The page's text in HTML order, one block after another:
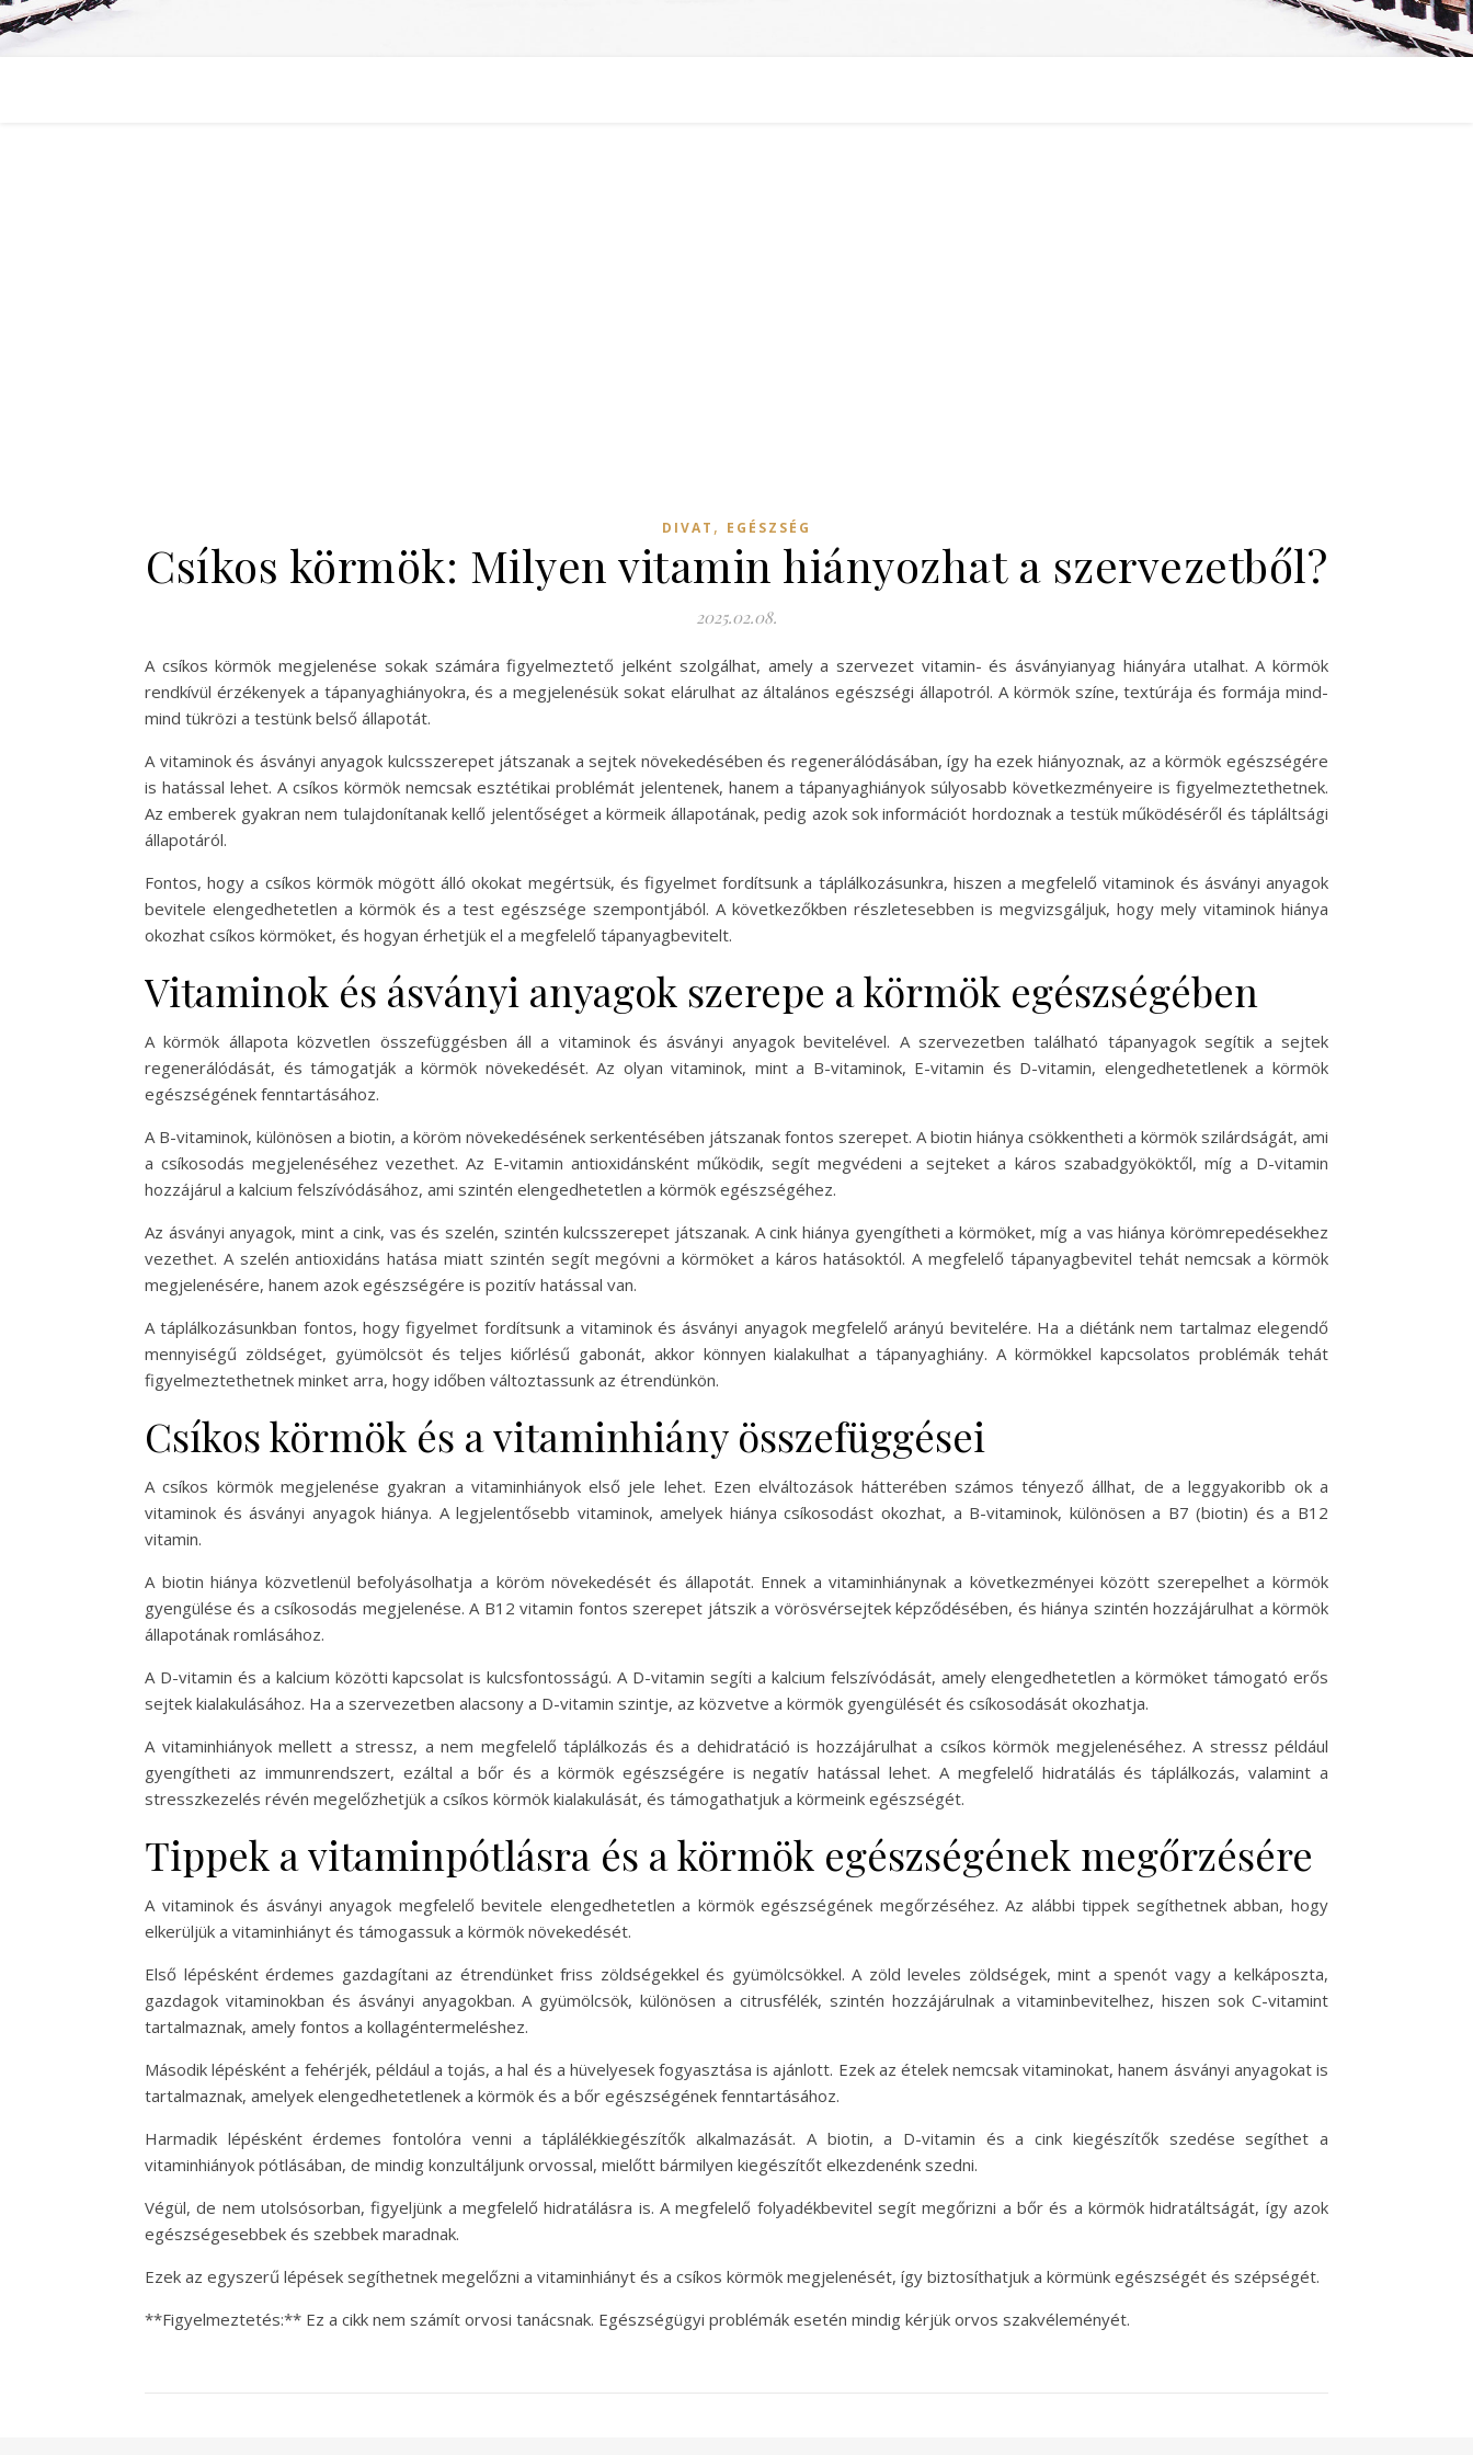
DIVAT , EGÉSZSÉG
Csíkos körmök: Milyen vitamin hiányozhat a szervezetből?
2025.02.08.
A csíkos körmök megjelenése sokak számára figyelmeztető jelként szolgálhat, amely a szervezet vitamin- és ásványianyag hiányára utalhat. A körmök
rendkívül érzékenyek a tápanyaghiányokra, és a megjelenésük sokat elárulhat az általános egészségi állapotról. A körmök színe, textúrája és formája mind-
mind tükrözi a testünk belső állapotát.
A vitaminok és ásványi anyagok kulcsszerepet játszanak a sejtek növekedésében és regenerálódásában, így ha ezek hiányoznak, az a körmök egészségére
is hatással lehet. A csíkos körmök nemcsak esztétikai problémát jelentenek, hanem a tápanyaghiányok súlyosabb következményeire is figyelmeztethetnek.
Az emberek gyakran nem tulajdonítanak kellő jelentőséget a körmeik állapotának, pedig azok sok információt hordoznak a testük működéséről és tápláltsági
állapotáról.
Fontos, hogy a csíkos körmök mögött álló okokat megértsük, és figyelmet fordítsunk a táplálkozásunkra, hiszen a megfelelő vitaminok és ásványi anyagok
bevitele elengedhetetlen a körmök és a test egészsége szempontjából. A következőkben részletesebben is megvizsgáljuk, hogy mely vitaminok hiánya
okozhat csíkos körmöket, és hogyan érhetjük el a megfelelő tápanyagbevitelt.
Vitaminok és ásványi anyagok szerepe a körmök egészségében
A körmök állapota közvetlen összefüggésben áll a vitaminok és ásványi anyagok bevitelével. A szervezetben található tápanyagok segítik a sejtek
regenerálódását, és támogatják a körmök növekedését. Az olyan vitaminok, mint a B-vitaminok, E-vitamin és D-vitamin, elengedhetetlenek a körmök
egészségének fenntartásához.
A B-vitaminok, különösen a biotin, a köröm növekedésének serkentésében játszanak fontos szerepet. A biotin hiánya csökkentheti a körmök szilárdságát, ami
a csíkosodás megjelenéséhez vezethet. Az E-vitamin antioxidánsként működik, segít megvédeni a sejteket a káros szabadgyököktől, míg a D-vitamin
hozzájárul a kalcium felszívódásához, ami szintén elengedhetetlen a körmök egészségéhez.
Az ásványi anyagok, mint a cink, vas és szelén, szintén kulcsszerepet játszanak. A cink hiánya gyengítheti a körmöket, míg a vas hiánya körömrepedésekhez
vezethet. A szelén antioxidáns hatása miatt szintén segít megóvni a körmöket a káros hatásoktól. A megfelelő tápanyagbevitel tehát nemcsak a körmök
megjelenésére, hanem azok egészségére is pozitív hatással van.
A táplálkozásunkban fontos, hogy figyelmet fordítsunk a vitaminok és ásványi anyagok megfelelő arányú bevitelére. Ha a diétánk nem tartalmaz elegendő
mennyiségű zöldséget, gyümölcsöt és teljes kiőrlésű gabonát, akkor könnyen kialakulhat a tápanyaghiány. A körmökkel kapcsolatos problémák tehát
figyelmeztethetnek minket arra, hogy időben változtassunk az étrendünkön.
Csíkos körmök és a vitaminhiány összefüggései
A csíkos körmök megjelenése gyakran a vitaminhiányok első jele lehet. Ezen elváltozások hátterében számos tényező állhat, de a leggyakoribb ok a
vitaminok és ásványi anyagok hiánya. A legjelentősebb vitaminok, amelyek hiánya csíkosodást okozhat, a B-vitaminok, különösen a B7 (biotin) és a B12
vitamin.
A biotin hiánya közvetlenül befolyásolhatja a köröm növekedését és állapotát. Ennek a vitaminhiánynak a következményei között szerepelhet a körmök
gyengülése és a csíkosodás megjelenése. A B12 vitamin fontos szerepet játszik a vörösvérsejtek képződésében, és hiánya szintén hozzájárulhat a körmök
állapotának romlásához.
A D-vitamin és a kalcium közötti kapcsolat is kulcsfontosságú. A D-vitamin segíti a kalcium felszívódását, amely elengedhetetlen a körmöket támogató erős
sejtek kialakulásához. Ha a szervezetben alacsony a D-vitamin szintje, az közvetve a körmök gyengülését és csíkosodását okozhatja.
A vitaminhiányok mellett a stressz, a nem megfelelő táplálkozás és a dehidratáció is hozzájárulhat a csíkos körmök megjelenéséhez. A stressz például
gyengítheti az immunrendszert, ezáltal a bőr és a körmök egészségére is negatív hatással lehet. A megfelelő hidratálás és táplálkozás, valamint a
stresszkezelés révén megelőzhetjük a csíkos körmök kialakulását, és támogathatjuk a körmeink egészségét.
Tippek a vitaminpótlásra és a körmök egészségének megőrzésére
A vitaminok és ásványi anyagok megfelelő bevitele elengedhetetlen a körmök egészségének megőrzéséhez. Az alábbi tippek segíthetnek abban, hogy
elkerüljük a vitaminhiányt és támogassuk a körmök növekedését.
Első lépésként érdemes gazdagítani az étrendünket friss zöldségekkel és gyümölcsökkel. A zöld leveles zöldségek, mint a spenót vagy a kelkáposzta,
gazdagok vitaminokban és ásványi anyagokban. A gyümölcsök, különösen a citrusfélék, szintén hozzájárulnak a vitaminbevitelhez, hiszen sok C-vitamint
tartalmaznak, amely fontos a kollagéntermeléshez.
Második lépésként a fehérjék, például a tojás, a hal és a hüvelyesek fogyasztása is ajánlott. Ezek az ételek nemcsak vitaminokat, hanem ásványi anyagokat is
tartalmaznak, amelyek elengedhetetlenek a körmök és a bőr egészségének fenntartásához.
Harmadik lépésként érdemes fontolóra venni a táplálékkiegészítők alkalmazását. A biotin, a D-vitamin és a cink kiegészítők szedése segíthet a
vitaminhiányok pótlásában, de mindig konzultáljunk orvossal, mielőtt bármilyen kiegészítőt elkezdenénk szedni.
Végül, de nem utolsósorban, figyeljünk a megfelelő hidratálásra is. A megfelelő folyadékbevitel segít megőrizni a bőr és a körmök hidratáltságát, így azok
egészségesebbek és szebbek maradnak.
Ezek az egyszerű lépések segíthetnek megelőzni a vitaminhiányt és a csíkos körmök megjelenését, így biztosíthatjuk a körmünk egészségét és szépségét.
**Figyelmeztetés:** Ez a cikk nem számít orvosi tanácsnak. Egészségügyi problémák esetén mindig kérjük orvos szakvéleményét.